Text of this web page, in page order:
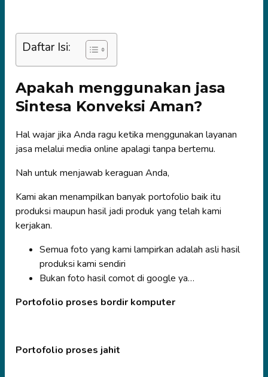
Daftar Isi:
Apakah menggunakan jasa
Sintesa Konveksi Aman?
Hal wajar jika Anda ragu ketika menggunakan layanan
jasa melalui media online apalagi tanpa bertemu.
Nah untuk menjawab keraguan Anda,
Kami akan menampilkan banyak portofolio baik itu
produksi maupun hasil jadi produk yang telah kami
kerjakan.
Semua foto yang kami lampirkan adalah asli hasil
produksi kami sendiri
Bukan foto hasil comot di google ya…
Portofolio proses bordir komputer
Portofolio proses jahit